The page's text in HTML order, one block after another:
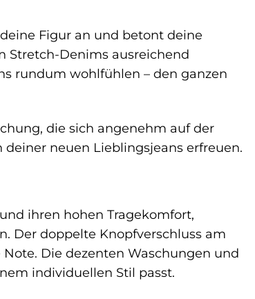
Figur an und betont deine
Stretch-Denims ausreichend
rundum wohlfühlen – den ganzen
die sich angenehm auf der
neuen Lieblingsjeans erfreuen.
ihren hohen Tragekomfort,
Der doppelte Knopfverschluss am
Die dezenten Waschungen und
individuellen Stil passt.